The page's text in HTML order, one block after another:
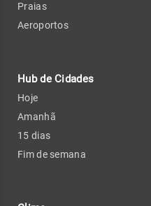
Praias
Aeroportos
Hub de Cidades
Hoje
Amanhã
15 dias
Fim de semana